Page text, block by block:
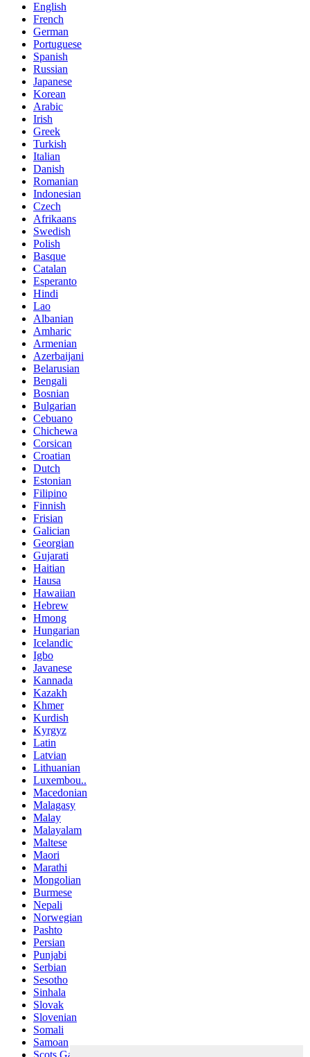
English
French
German
Portuguese
Spanish
Russian
Japanese
Korean
Arabic
Irish
Greek
Turkish
Italian
Danish
Romanian
Indonesian
Czech
Afrikaans
Swedish
Polish
Basque
Catalan
Esperanto
Hindi
Lao
Albanian
Amharic
Armenian
Azerbaijani
Belarusian
Bengali
Bosnian
Bulgarian
Cebuano
Chichewa
Corsican
Croatian
Dutch
Estonian
Filipino
Finnish
Frisian
Galician
Georgian
Gujarati
Haitian
Hausa
Hawaiian
Hebrew
Hmong
Hungarian
Icelandic
Igbo
Javanese
Kannada
Kazakh
Khmer
Kurdish
Kyrgyz
Latin
Latvian
Lithuanian
Luxembou..
Macedonian
Malagasy
Malay
Malayalam
Maltese
Maori
Marathi
Mongolian
Burmese
Nepali
Norwegian
Pashto
Persian
Punjabi
Serbian
Sesotho
Sinhala
Slovak
Slovenian
Somali
Samoan